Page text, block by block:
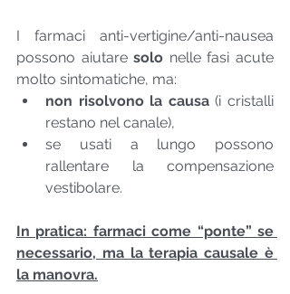
I farmaci anti-vertigine/anti-nausea
possono aiutare solo nelle fasi acute
molto sintomatiche, ma:
non risolvono la causa (i cristalli
restano nel canale),
se usati a lungo possono
rallentare la compensazione
vestibolare.
In pratica: farmaci come “ponte” se
necessario, ma la terapia causale è
la manovra.